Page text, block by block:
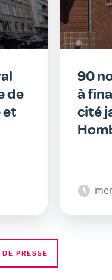
de
et
90
à
cité
PRESSE